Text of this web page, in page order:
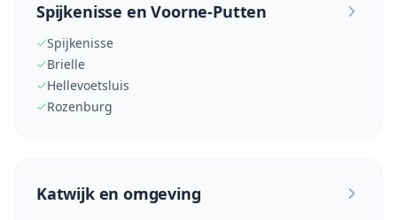
Spijkenisse en Voorne-Putten
Spijkenisse
Brielle
Hellevoetsluis
Rozenburg
Katwijk en omgeving